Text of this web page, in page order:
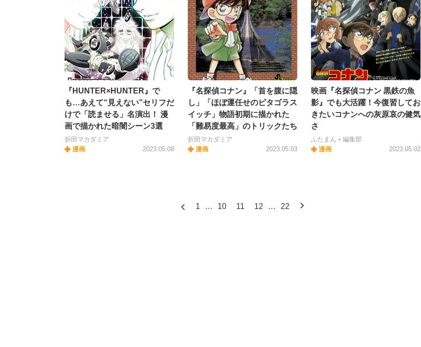
『HUNTER×HUNTER』で
も…あえて“見えない”セリフだ
けで「読ませる」名演出！ 漫
画で描かれた暗闇シーン3選
折田マカダミア
漫画
2023.05.08
『名探偵コナン』「首を腹に隠
し」「ほぼ運任せのピタゴラス
イッチ」物語初期に描かれた
「難易度最高」のトリックたち
折田マカダミア
漫画
2023.05.03
映画『名探偵コナン 黒鉄の魚
影』でも大活躍！今復習してお
きたいコナンへの灰原哀の健気
さ
ふたまん＋編集部
漫画
2023.05.02
1 … 10 11 12 … 22